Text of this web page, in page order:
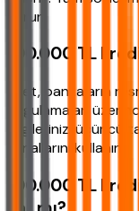
sorun.
100.000 TL
Evet, bankaların
uygulamaları
bilgilerinizi üçüncü
kanallarını kullanın.
100.000 TL